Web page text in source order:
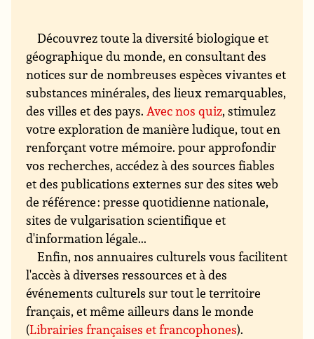
Découvrez toute la diversité biologique et
géographique du monde, en consultant des
notices sur de nombreuses espèces vivantes et
substances minérales, des lieux remarquables,
des villes et des pays.Avec nos quiz, stimulez
votre exploration de manière ludique, tout en
renforçant votre mémoire. pour approfondir
vos recherches, accédez à des sources fiables
et des publications externes sur des sites web
de référence : presse quotidienne nationale,
sites de vulgarisation scientifique et
d'information légale...
Enfin, nos annuaires culturels vous facilitent
l'accès à diverses ressources et à des
événements culturels sur tout le territoire
français, et même ailleurs dans le monde
(Librairies françaises et francophones).